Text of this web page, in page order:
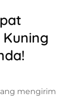
mengirim